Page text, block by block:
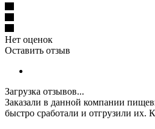
Нет оценок
Оставить отзыв
Загрузка отзывов...
Заказали в данной компании
быстро сработали и отгрузили их.